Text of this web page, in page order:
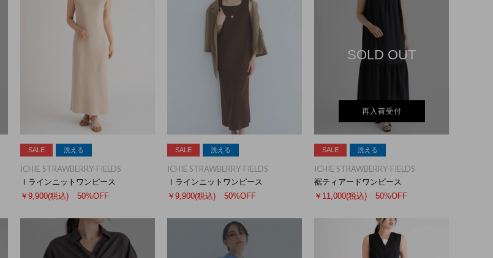
SALE 洗える
ICHIE STRAWBERRY-FIELDS
Ｉラインニットワンピース
￥9,900(税込) 50%OFF
SALE 洗える
ICHIE STRAWBERRY-FIELDS
Ｉラインニットワンピース
￥9,900(税込) 50%OFF
SOLD OUT
再入荷受付
SALE 洗える
ICHIE STRAWBERRY-FIELDS
裾ティアードワンピース
￥11,000(税込) 50%OFF